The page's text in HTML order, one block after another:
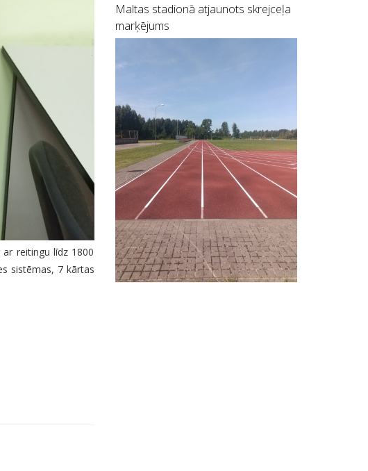
reitingu līdz 1800
sistēmas, 7 kārtas
Maltas stadionā atjaunots skrejceļa
marķējums